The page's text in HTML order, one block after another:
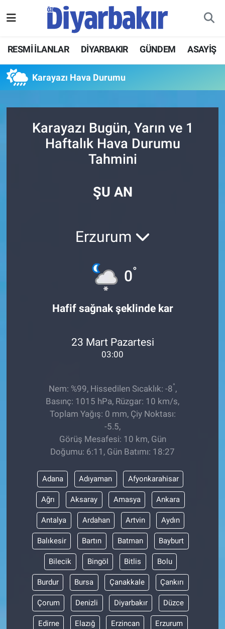
RESMİ İLANLAR DİYARBAKIR GÜNDEM ASAYİŞ
Karayazı Hava Durumu
Karayazı Bugün, Yarın ve 1
Haftalık Hava Durumu
Tahmini
ŞU AN
Erzurum
0°
Hafif sağnak şeklinde kar
23 Mart Pazartesi
03:00
Nem: %99, Hissedilen Sıcaklık: -8°,
Basınç: 1015 hPa, Rüzgar: 10 km/s,
Toplam Yağış: 0 mm, Çiy Noktası:
-5.5,
Görüş Mesafesi: 10 km, Gün
Doğumu: 6:11, Gün Batımı: 18:27
Adana Adıyaman Afyonkarahisar
Ağrı Aksaray Amasya Ankara
Antalya Ardahan Artvin Aydın
Balıkesir Bartın Batman Bayburt
Bilecik Bingöl Bitlis Bolu
Burdur Bursa Çanakkale Çankırı
Çorum Denizli Diyarbakır Düzce
Edirne Elazığ Erzincan Erzurum
ASAYİŞ
DİYARBAKIR
GÜNDEM
Hava Durumu
Namaz Vakitleri
Süper Lig Puan Durumu ve Fikstür
Son Dakika Haberleri